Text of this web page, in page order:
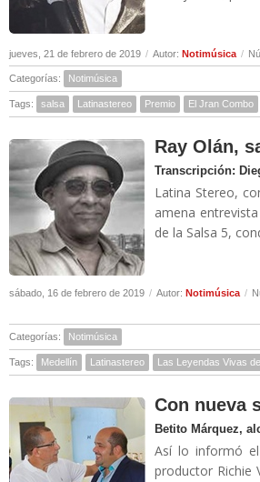
jueves, 21 de febrero de 2019 / Autor: Notimúsica /
Categorías: Notimúsica
Tags: salsa Latinastereo Premio El Jran Combo
Ray Olán,
Transcripción:
Latina Stereo,
amena
de la Salsa 5,
sábado, 16 de febrero de 2019 / Autor: Notimúsica /
Categorías: Notimúsica
Tags: Medellín Latinastereo Las Leyendas Vivas
Con nueva
Betito Márquez,
Así lo informó
productor Richie